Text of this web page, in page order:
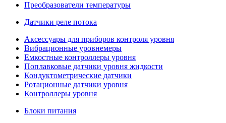
Преобразователи температуры
Датчики реле потока
Аксессуары для приборов контроля уровня
Вибрационные уровнемеры
Емкостные контроллеры уровня
Поплавковые датчики уровня жидкости
Кондуктометрические датчики
Ротационные датчики уровня
Контроллеры уровня
Блоки питания